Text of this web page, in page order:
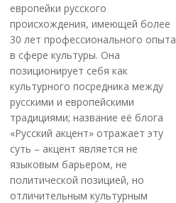
европейки русского
происхождения, имеющей более
30 лет профессионального опыта
в сфере культуры. Она
позиционирует себя как
культурного посредника между
русскими и европейскими
традициями; название её блога
«Русский акцент» отражает эту
суть – акцент является не
языковым барьером, не
политической позицией, но
отличительным культурным